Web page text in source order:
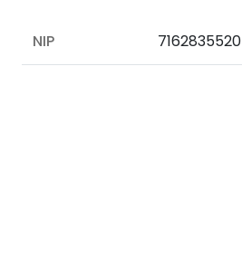
NIP 7162835520